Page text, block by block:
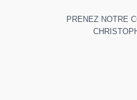
PRENEZ NOTRE